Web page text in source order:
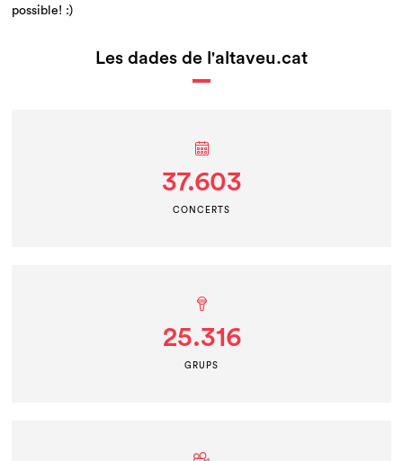
possible! :)
Les dades de l'altaveu.cat
37.603
CONCERTS
25.316
GRUPS